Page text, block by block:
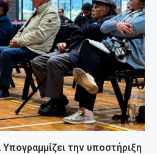
την υποστήριξη